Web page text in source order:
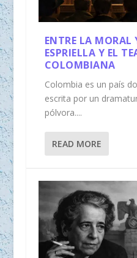
ENTRE LA MORAL
ESPRIELLA Y EL
COLOMBIANA
Colombia es un país
escrita por un
pólvora....
READ MORE